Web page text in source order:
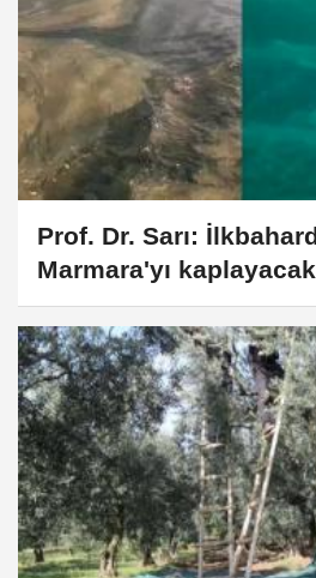
Prof. Dr. Sarı:
Marmara'yı kaplayacak